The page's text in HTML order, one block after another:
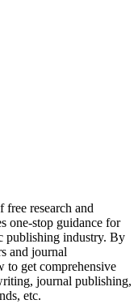
free research and
one-stop guidance for
publishing industry. By
and journal
to get comprehensive
journal publishing,
etc.